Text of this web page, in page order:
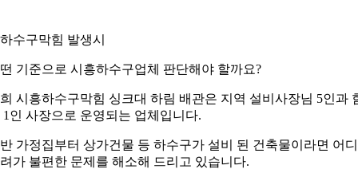
수구막힘 발생시
기준으로 시흥하수구업체 판단해야 할까요?
시흥하수구막힘 싱크대 하림 배관은 지역 설비사장님 5인과
1인 사장으로 운영되는 업체입니다.
가정집부터 상가건물 등 하수구가 설비 된 건축물이라면 어
가 불편한 문제를 해소해 드리고 있습니다.